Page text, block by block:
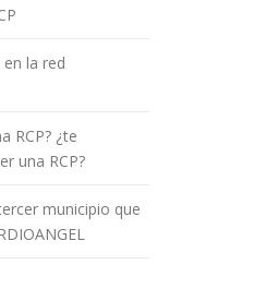
la red
RCP? ¿te
una RCP?
municipio que